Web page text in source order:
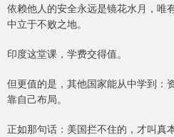
依赖他人的安全永远是镜花水月，唯
中立于不败之地。
印度这堂课，学费交得值。
但更值的是，其他国家能从中学到：
靠自己布局。
正如那句话：美国拦不住的，才叫真本